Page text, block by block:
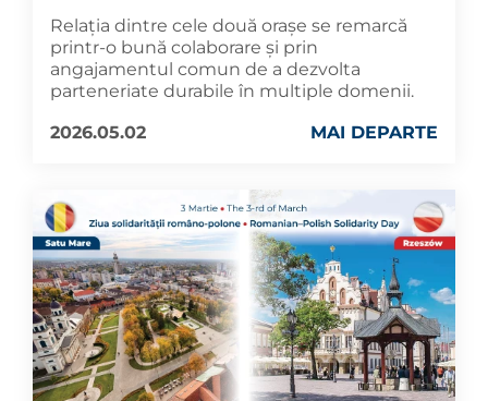
Relația dintre cele două orașe se remarcă
printr-o bună colaborare și prin
angajamentul comun de a dezvolta
parteneriate durabile în multiple domenii.
2026.05.02
MAI DEPARTE